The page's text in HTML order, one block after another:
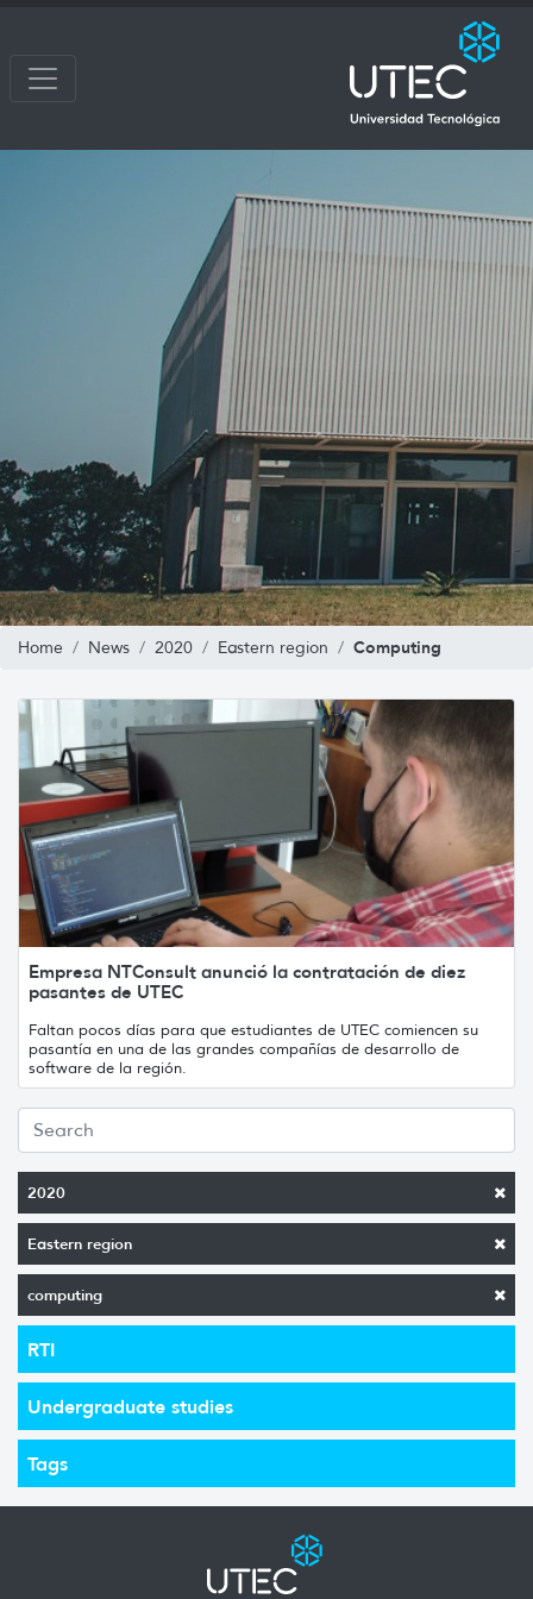
Home News 2020 Eastern region Computing
2020
Eastern region
computing
RTI
Undergraduate studies
Tags
Empresa NTConsult anunció la contratación de diez
pasantes de UTEC
Faltan pocos días para que estudiantes de UTEC comiencen su
pasantía en una de las grandes compañías de desarrollo de
software de la región.